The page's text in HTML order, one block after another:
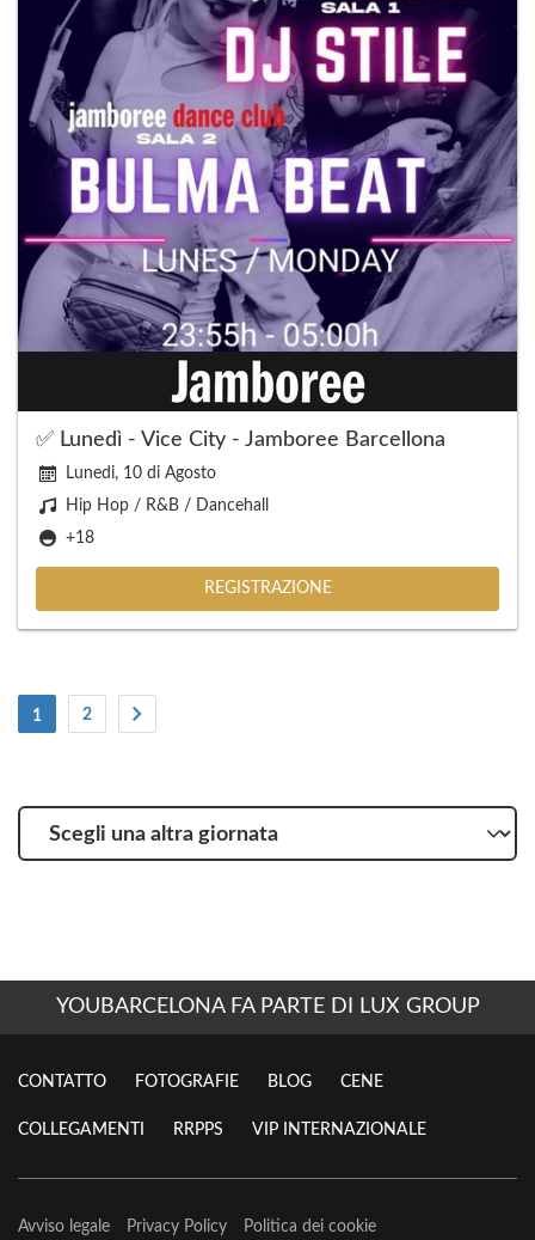
✅ Lunedì - Vice City - Jamboree Barcellona
Lunedi, 10 di Agosto
Hip Hop / R&B / Dancehall
+18
REGISTRAZIONE
1 (Attuale)
2
Scegli
YOUBARCELONA FA PARTE DI LUX GROUP
CONTATTO FOTOGRAFIE BLOG CENE
COLLEGAMENTI RRPPS VIP INTERNAZIONALE
Avviso legale Privacy Policy Politica dei cookie